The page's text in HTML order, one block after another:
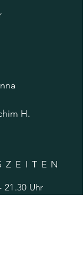
H.
N
21.30 Uhr